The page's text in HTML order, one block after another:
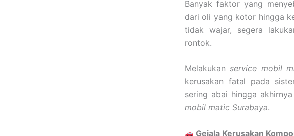
Banyak faktor yang
dari oli yang kotor hingga
tidak wajar, segera
rontok.
Melakukanservice mobil
kerusakan fatal pada
sering abai hingga
mobil matic Surabaya.
Gejala Kerusakan